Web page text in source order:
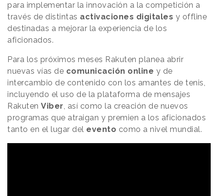
para implementar la innovación a la competición a
través de distintas activaciones digitales y offline
destinadas a mejorar la experiencia de los
aficionados.
Para los próximos meses Rakuten planea abrir
nuevas vías de comunicación online y de
intercambio de contenido con los amantes de tenis,
incluyendo el uso de la plataforma de mensajes
Rakuten Viber, así como la creación de nuevos
programas que atraigan y premien a los aficionados
tanto en el lugar del evento como a nivel mundial.